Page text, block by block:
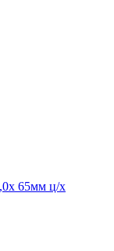
65мм ц/х